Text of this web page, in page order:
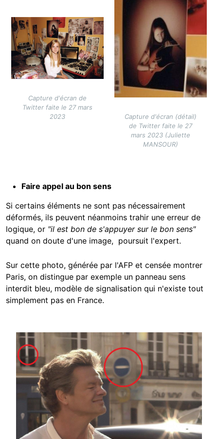
Image
Capture d'écran de
Twitter faite le 27 mars
2023
Capture d'écran (détail)
de Twitter faite le 27
mars 2023 (Juliette
MANSOUR)
Faire appel au bon sens
Si certains éléments ne sont pas nécessairement
déformés, ils peuvent néanmoins trahir une erreur de
logique, or "il est bon de s'appuyer sur le bon sens"
quand on doute d'une image, poursuit l'expert.
Sur cette photo, générée par l'AFP et censée montrer
Paris, on distingue par exemple un panneau sens
interdit bleu, modèle de signalisation qui n'existe tout
simplement pas en France.
Image